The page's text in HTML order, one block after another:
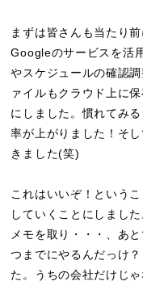
まずは皆さんも当たり
Googleのサービスを活
やスケジュールの確認
ァイルもクラウド上に
にしました。慣れてみ
率が上がりました！そ
きました(笑)
これはいいぞ！という
していくことにしまし
メモを取り・・・、あ
つまでにやるんだっけ
た。うちの会社だけじ